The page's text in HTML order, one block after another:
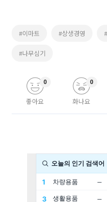
#이마트 #상생경영
#나무심기
좋아요
0
화나요
0